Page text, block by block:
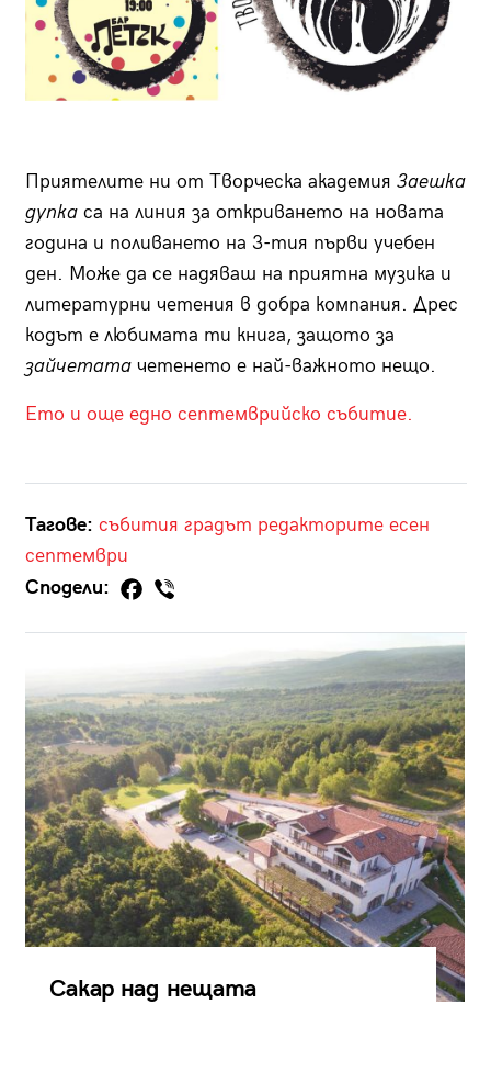
Приятелите ни от Творческа академия Заешка
дупка са на линия за откриването на новата
година и поливането на 3-тия първи учебен
ден. Може да се надяваш на приятна музика и
литературни четения в добра компания. Дрес
кодът е любимата ти книга, защото за
зайчетата четенето е най-важното нещо.
Ето и още едно септемврийско събитие.
Тагове: събития градът редакторите есен
септември
Сподели:
Сакар над нещата